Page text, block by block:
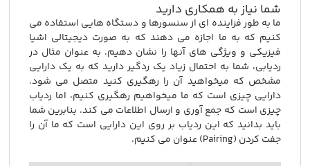
شما نیاز به همکاری دارید
ما به طور فزاینده ای از سنسورها و دستگاه هایی استفاده می
کنیم که به ما اجازه می دهند که به صورت دیجیتالی اشیا
فیزیکی و ویژگی های آنها را نشان دهیم. به عنوان مثال در
ردیابی، شما به احتمال زیاد یک ردگیر دارید که به یک دارایی
مشخص که میخواهید آن را رهگیری کنید متصل می شود.
دارایی چیزی است که ما میخواهیم رهگیری کنیم، اما ردیاب
چیزی است که جمع آوری و ارسال اطلاعات می کند. بنابرین شما
باید بدانید که این ردیاب بر روی این دارایی است که ما آن را
جفت کردن (Pairing) عنوان می کنیم.